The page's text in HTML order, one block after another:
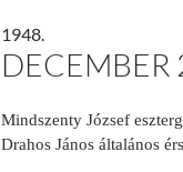
1948.
DECEMBER
Mindszenty József
Drahos János általános